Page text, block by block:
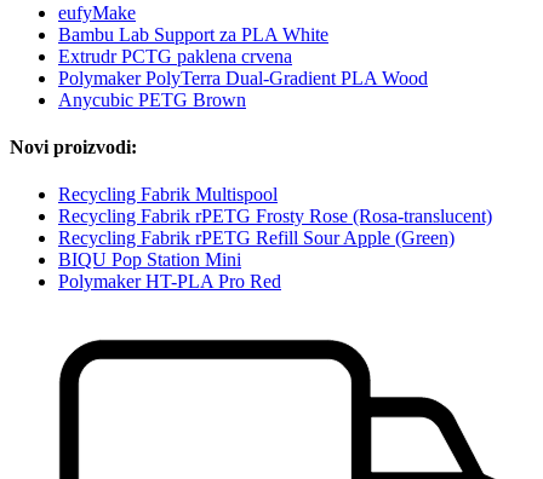
eufyMake
Bambu Lab Support za PLA White
Extrudr PCTG paklena crvena
Polymaker PolyTerra Dual-Gradient PLA Wood
Anycubic PETG Brown
Novi proizvodi:
Recycling Fabrik Multispool
Recycling Fabrik rPETG Frosty Rose (Rosa-translucent)
Recycling Fabrik rPETG Refill Sour Apple (Green)
BIQU Pop Station Mini
Polymaker HT-PLA Pro Red